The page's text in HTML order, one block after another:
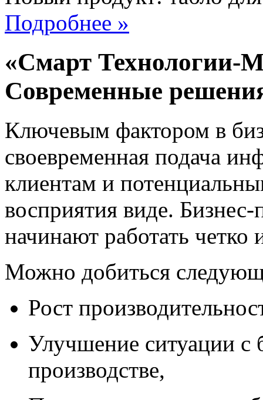
Подробнее »
«Смарт Технологии-
Современные
Ключевым фактором в
своевременная подача
клиентам и
восприятия виде.
начинают работать четко
Можно добиться
Рост
Улучшение ситуации с
производстве,